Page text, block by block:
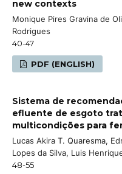
new contexts
Monique Pires Gravina de
Rodrigues
40-47
PDF (ENGLISH)
Sistema de
efluente de esgoto
multicondições para
Lucas Akira T. Quaresma,
Lopes da Silva, Luis
48-55